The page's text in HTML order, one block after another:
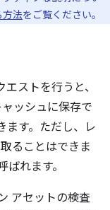
方法をご覧ください。
ストを行うと、
ッシュに保存で
ます。ただし、レ
ることはできま
ばれます。
アセットの検査